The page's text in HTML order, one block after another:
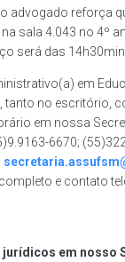
advogado reforça
sala 4.043 no 4º
será das
em
tanto no escritório,
em nossa
6670;
e contato
jurídicos em nosso